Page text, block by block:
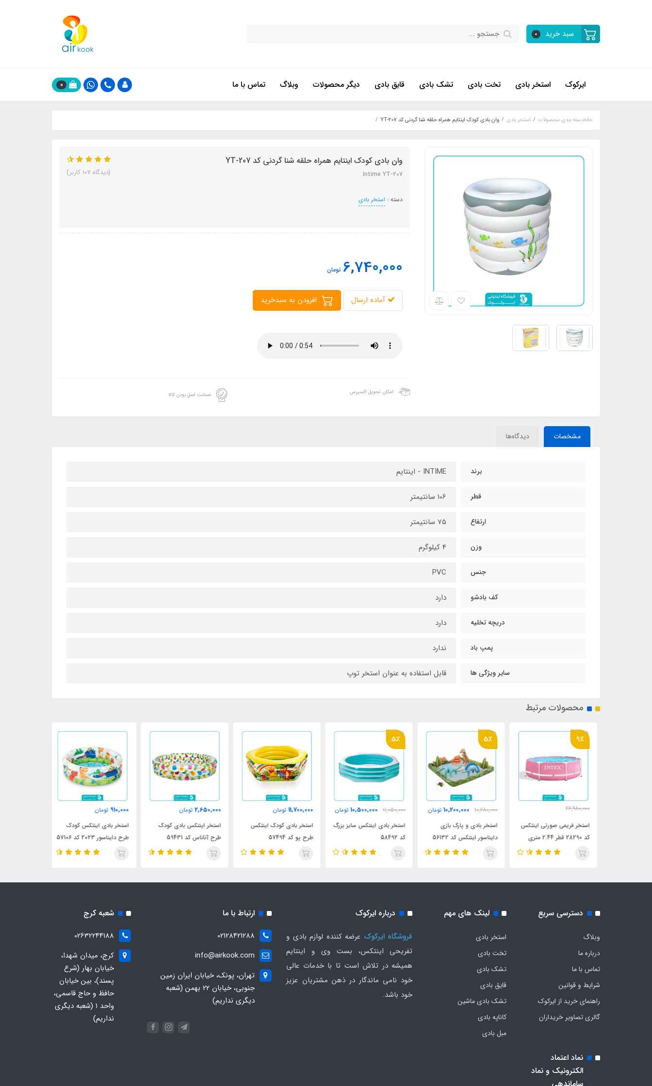
سبد خرید 0
ایرکوک استخر بادی تخت بادی تشک بادی قایق بادی دیگر محصولات وبلاگ تماس با ما 0
خانهدسته بندی محصولات استخر بادی وان بادی کودک اینتایم همراه حلقه شنا گردنی کد YT-207
وان بادی کودک اینتایم همراه حلقه شنا گردنی کد YT-207
Intime YT-207
دسته : استخر بادی
(دیدگاه 107 کاربر)
6,740,000تومان
آماده ارسال
امکان تحویل اکسپرس ضمانت اصل بودن کالا
مشخصات دیدگاه‌ها
برند INTIME - اینتایم
قطر 106 سانتیمتر
ارتفاع 75 سانتیمتر
وزن 4 کیلوگرم
جنس PVC
کف بادشو دارد
دریچه تخلیه دارد
پمپ باد ندارد
سایر ویژگی ها قابل استفاده به عنوان استخر توپ
محصولات مرتبط
9٪
26,980,000
24,800,000
استخر فریمی صورتی اینتکس
کد 28290 قطر 2.44 متری
5٪
10,680,000
10,200,000 تومان
استخر بادی و پارک بازی
دایناسور اینتکس کد 56132
5٪
11,050,000
10,500,000 تومان
استخر بادی اینتکس سایز بزرگ
کد 58492
11,700,000 تومان
استخر بادی کودک اینتکس
طرح پو کد 57494
2,650,000 تومان
استخر اینتکس بادی کودک
طرح آناناس کد 59431
910,000 تومان
استخر بادی اینتکس کودک
طرح دایناسور 2023 کد 57106
دسترسی سریع
وبلاگ
درباره ما
تماس با ما
شرایط و قوانین
راهنمای خرید از ایرکوک
گالری تصاویر خریداران
لینک های مهم
استخر بادی
تخت بادی
تشک بادی
قایق بادی
تشک بادی ماشین
کاناپه بادی
مبل بادی
درباره ایرکوک
فروشگاه ایرکوک عرضه کننده لوازم بادی و
تفریحی اینتکس، بست وی و اینتایم
همیشه در تلاش است تا با خدمات عالی
خود نامی ماندگار در ذهن مشتریان عزیز
خود باشد.
ارتباط با ما
02128421288
info@airkook.com
تهران، پونک، خیابان ایران زمین
جنوبی، خیابان 22 بهمن (شعبه
دیگری نداریم)
شعبه کرج
02632244188
کرج، میدان شهدا،
خیابان بهار (شرع
پسند)، بین خیابان
حافظ و حاج قاسمی،
واحد ۱ (شعبه دیگری
نداریم)
نماد اعتماد
الکترونیک و نماد
ساماندهی